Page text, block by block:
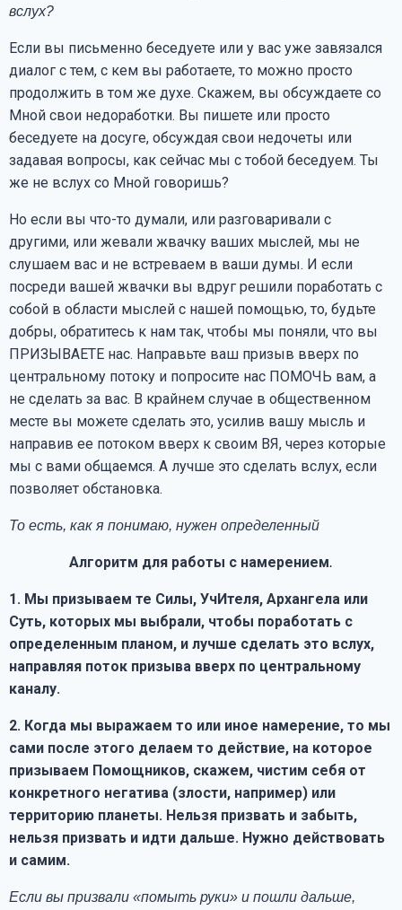
вслух?
Если вы письменно беседуете или у вас уже завязался
диалог с тем, с кем вы работаете, то можно просто
продолжить в том же духе. Скажем, вы обсуждаете со
Мной свои недоработки. Вы пишете или просто
беседуете на досуге, обсуждая свои недочеты или
задавая вопросы, как сейчас мы с тобой беседуем. Ты
же не вслух со Мной говоришь?
Но если вы что-то думали, или разговаривали с
другими, или жевали жвачку ваших мыслей, мы не
слушаем вас и не встреваем в ваши думы. И если
посреди вашей жвачки вы вдруг решили поработать с
собой в области мыслей с нашей помощью, то, будьте
добры, обратитесь к нам так, чтобы мы поняли, что вы
ПРИЗЫВАЕТЕ нас. Направьте ваш призыв вверх по
центральному потоку и попросите нас ПОМОЧЬ вам, а
не сделать за вас. В крайнем случае в общественном
месте вы можете сделать это, усилив вашу мысль и
направив ее потоком вверх к своим ВЯ, через которые
мы с вами общаемся. А лучше это сделать вслух, если
позволяет обстановка.
То есть, как я понимаю, нужен определенный
Алгоритм для работы с намерением.
1. Мы призываем те Силы, УчИтеля, Архангела или
Суть, которых мы выбрали, чтобы поработать с
определенным планом, и лучше сделать это вслух,
направляя поток призыва вверх по центральному
каналу.
2. Когда мы выражаем то или иное намерение, то мы
сами после этого делаем то действие, на которое
призываем Помощников, скажем, чистим себя от
конкретного негатива (злости, например) или
территорию планеты. Нельзя призвать и забыть,
нельзя призвать и идти дальше. Нужно действовать
и самим.
Если вы призвали «помыть руки» и пошли дальше,